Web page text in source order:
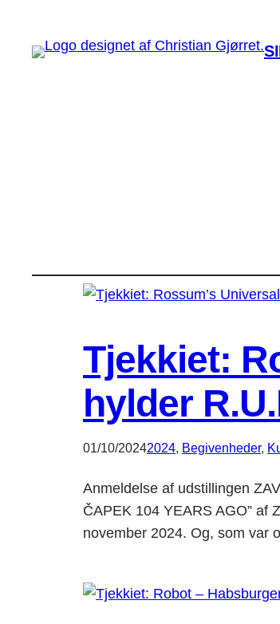
Tjekkiet:
hylder
01/10/20242024, Begivenheder,
Anmeldelse af udstillingen
ČAPEK 104 YEARS AGO” af
november 2024. Og, som var